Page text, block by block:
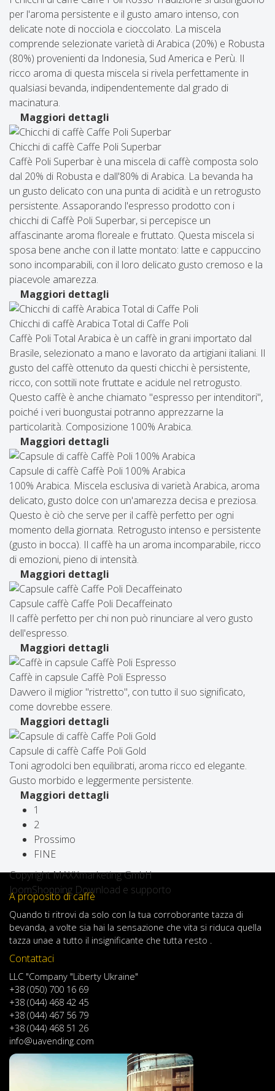
per l'aroma persistente e il gusto amaro intenso, con
delicate note di nocciola e cioccolato. La miscela
comprende selezionate varietà di Arabica (20%) e Robusta
(80%) provenienti da Indonesia, Sud America e Perù. Il
ricco aroma di questa miscela si rivela perfettamente in
qualsiasi bevanda, indipendentemente dal grado di
macinatura.
Maggiori dettagli
Chicchi di caffè Caffe Poli Superbar
Caffè Poli Superbar è una miscela di caffè composta solo
dal 20% di Robusta e dall'80% di Arabica. La bevanda ha
un gusto delicato con una punta di acidità e un retrogusto
persistente. Assaporando l'espresso prodotto con i
chicchi di Caffè Poli Superbar, si percepisce un
affascinante aroma floreale e fruttato. Questa miscela si
sposa bene anche con il latte montato: latte e cappuccino
sono incomparabili, con il loro delicato gusto cremoso e la
piacevole amarezza.
Maggiori dettagli
Chicchi di caffè Arabica Total di Caffe Poli
Caffè Poli Total Arabica è un caffè in grani importato dal
Brasile, selezionato a mano e lavorato da artigiani italiani. Il
gusto del caffè ottenuto da questi chicchi è persistente,
ricco, con sottili note fruttate e acidule nel retrogusto.
Questo caffè è anche chiamato "espresso per intenditori",
poiché i veri buongustai potranno apprezzarne la
particolarità. Composizione 100% Arabica.
Maggiori dettagli
Capsule di caffè Caffè Poli 100% Arabica
100% Arabica. Miscela esclusiva di varietà Arabica, aroma
delicato, gusto dolce con un'amarezza decisa e preziosa.
Questo è ciò che serve per il caffè perfetto per ogni
momento della giornata. Retrogusto intenso e persistente
(gusto in bocca). Il caffè ha un aroma incomparabile, ricco
di emozioni, pieno di intensità.
Maggiori dettagli
Capsule caffè Caffe Poli Decaffeinato
Il caffè perfetto per chi non può rinunciare al vero gusto
dell'espresso.
Maggiori dettagli
Caffè in capsule Caffè Poli Espresso
Davvero il miglior "ristretto", con tutto il suo significato,
come dovrebbe essere.
Maggiori dettagli
Capsule di caffè Caffe Poli Gold
Toni agrodolci ben equilibrati, aroma ricco ed elegante.
Gusto morbido e leggermente persistente.
Maggiori dettagli
1
2
Prossimo
FINE
Copyright MAXXmarketing GmbH
JoomShopping Download e supporto
A proposito di caffè
Quando ti ritrovi da solo con la tua corroborante tazza di
bevanda, a volte sia hai la sensazione che vita si riduca quella
tazza unae a tutto il insignificante che tutta resto .
Contattaci
LLC "Company "Liberty Ukraine"
+38 (050) 700 16 69
+38 (044) 468 42 45
+38 (044) 467 56 79
+38 (044) 468 51 26
info@uavending.com